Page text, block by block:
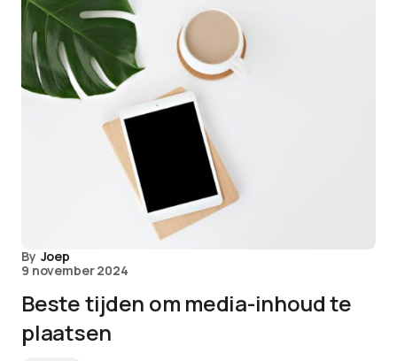
By Joep
9 november 2024
Beste tijden om media-inhoud te
plaatsen